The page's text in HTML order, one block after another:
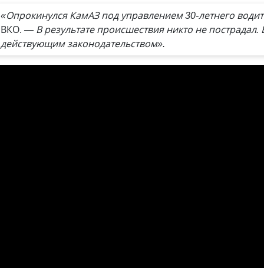
«Опрокинулся КамАЗ под управлением 30-летнего
ВКО. — В результате происшествия никто не пострадал.
действующим законодательством».